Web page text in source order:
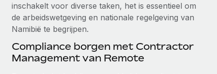
Compliance Watchtower
Blijf compliance-risico's voor
Lever en track wereldwijd IT-middelen
BLOG
Global Payroll
EOR en PEO
inschakelt voor diverse taken, het is essentieel om
de arbeidswetgeving en nationale regelgeving van
Namibië te begrijpen.
Compliance borgen met Contractor
Management van Remote